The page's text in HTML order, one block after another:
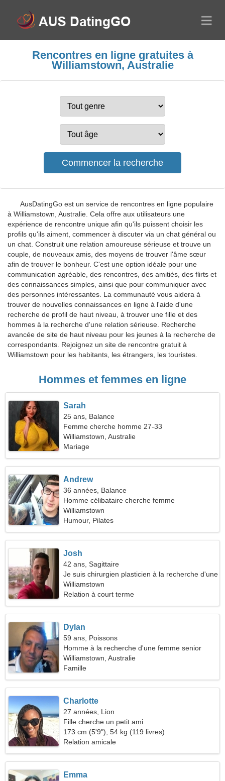
Rencontres en ligne gratuites à
Williamstown, Australie
AusDatingGo est un service de rencontres en ligne populaire
à Williamstown, Australie. Cela offre aux utilisateurs une
expérience de rencontre unique afin qu'ils puissent choisir les
profils qu'ils aiment, commencer à discuter via un chat général ou
un chat. Construit une relation amoureuse sérieuse et trouve un
couple, de nouveaux amis, des moyens de trouver l'âme sœur
afin de trouver le bonheur. C'est une option idéale pour une
communication agréable, des rencontres, des amitiés, des flirts et
des connaissances simples, ainsi que pour communiquer avec
des personnes intéressantes. La communauté vous aidera à
trouver de nouvelles connaissances en ligne à l'aide d'une
recherche de profil de haut niveau, à trouver une fille et des
hommes à la recherche d'une relation sérieuse. Recherche
avancée de site de haut niveau pour les jeunes à la recherche de
correspondants. Rejoignez un site de rencontre gratuit à
Williamstown pour les habitants, les étrangers, les touristes.
Hommes et femmes en ligne
Sarah
25 ans, Balance
Femme cherche homme 27-33
Williamstown, Australie
Mariage
Andrew
36 années, Balance
Homme célibataire cherche femme
Williamstown
Humour, Pilates
Josh
42 ans, Sagittaire
Je suis chirurgien plasticien à la recherche d'une
femme sympathique
Williamstown
Relation à court terme
Dylan
59 ans, Poissons
Homme à la recherche d'une femme senior
Williamstown, Australie
Famille
Charlotte
27 années, Lion
Fille cherche un petit ami
173 cm (5'9"), 54 kg (119 livres)
Relation amicale
Emma